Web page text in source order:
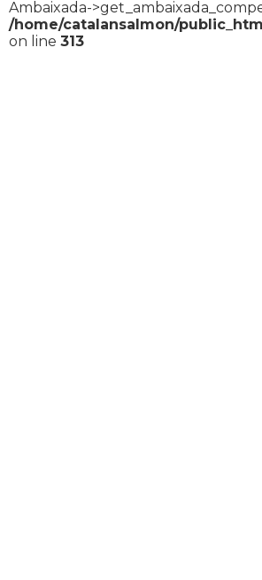
Ambaixada-
/home/catalansalmon/
on line 313